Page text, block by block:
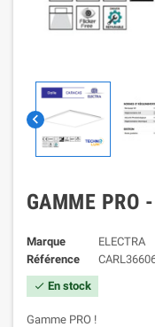

GAMME PRO
Marque
ELECTRA
Référence
 En stock
Gamme PRO !